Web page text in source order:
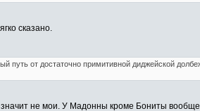
сказано.
от достаточно примитивной диджейской
не мои. У Мадонны кроме Бониты